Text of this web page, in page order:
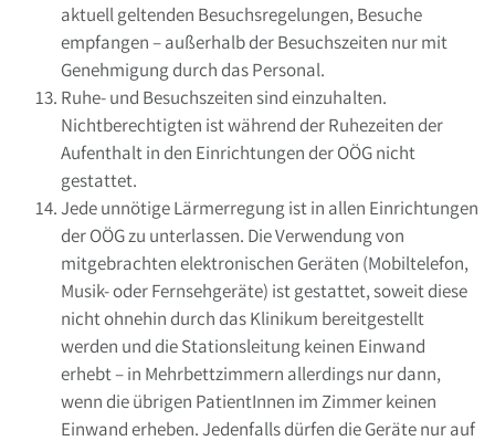
aktuell geltenden Besuchsregelungen, Besuche
empfangen – außerhalb der Besuchszeiten nur mit
Genehmigung durch das Personal.
Ruhe- und Besuchszeiten sind einzuhalten.
Nichtberechtigten ist während der Ruhezeiten der
Aufenthalt in den Einrichtungen der OÖG nicht
gestattet.
Jede unnötige Lärmerregung ist in allen Einrichtungen
der OÖG zu unterlassen. Die Verwendung von
mitgebrachten elektronischen Geräten (Mobiltelefon,
Musik- oder Fernsehgeräte) ist gestattet, soweit diese
nicht ohnehin durch das Klinikum bereitgestellt
werden und die Stationsleitung keinen Einwand
erhebt – in Mehrbettzimmern allerdings nur dann,
wenn die übrigen PatientInnen im Zimmer keinen
Einwand erheben. Jedenfalls dürfen die Geräte nur auf